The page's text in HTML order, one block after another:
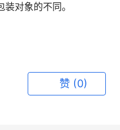
对象的不同。
赞 (0)